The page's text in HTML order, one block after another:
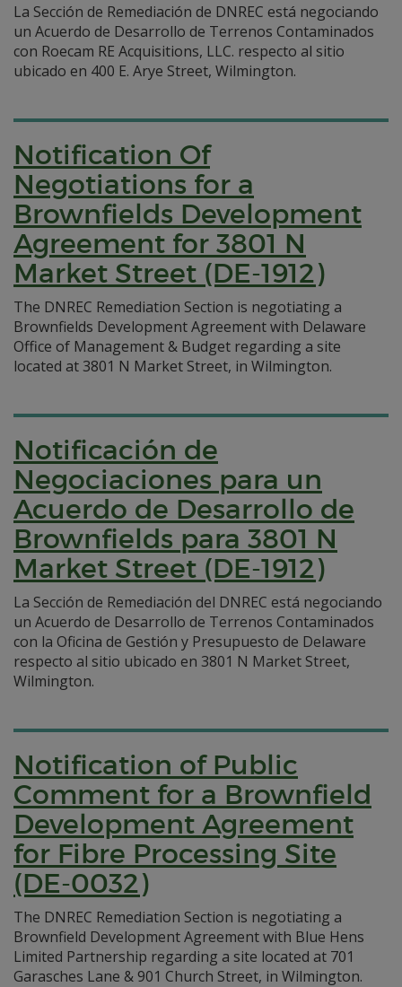
La Sección de Remediación de DNREC está negociando
un Acuerdo de Desarrollo de Terrenos Contaminados
con Roecam RE Acquisitions, LLC. respecto al sitio
ubicado en 400 E. Arye Street, Wilmington.
Notification Of
Negotiations for a
Brownfields Development
Agreement for 3801 N
Market Street (DE-1912)
The DNREC Remediation Section is negotiating a
Brownfields Development Agreement with Delaware
Office of Management & Budget regarding a site
located at 3801 N Market Street, in Wilmington.
Notificación de
Negociaciones para un
Acuerdo de Desarrollo de
Brownfields para 3801 N
Market Street (DE-1912)
La Sección de Remediación del DNREC está negociando
un Acuerdo de Desarrollo de Terrenos Contaminados
con la Oficina de Gestión y Presupuesto de Delaware
respecto al sitio ubicado en 3801 N Market Street,
Wilmington.
Notification of Public
Comment for a Brownfield
Development Agreement
for Fibre Processing Site
(DE-0032)
The DNREC Remediation Section is negotiating a
Brownfield Development Agreement with Blue Hens
Limited Partnership regarding a site located at 701
Garasches Lane & 901 Church Street, in Wilmington.